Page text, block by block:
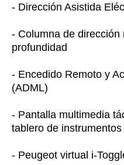
- Dirección Asistida
- Columna de
profundidad
- Encedido Remoto y
(ADML)
- Pantalla multimedia
tablero de instrumentos
- Peugeot virtual i-